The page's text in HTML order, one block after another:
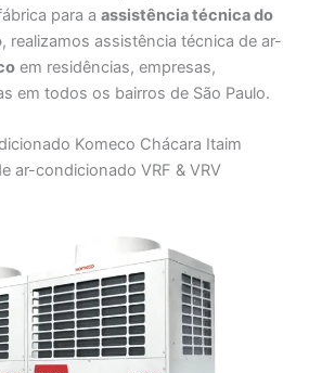
para aassistência técnica do
, realizamos assistência técnica de ar-
em residências, empresas,
em todos os bairros de São Paulo.
Komeco Chácara Itaim
ar-condicionado VRF & VRV